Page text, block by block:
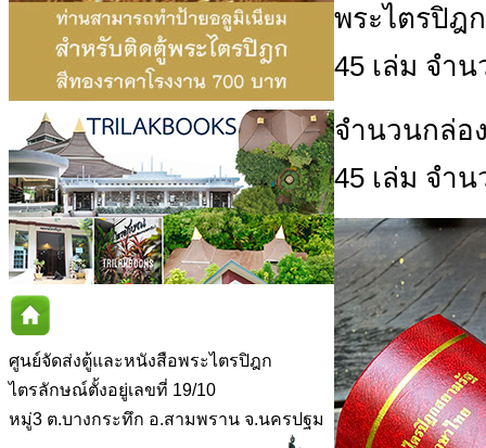
ศูนย์จัดส่งตู้และหนังสือพระไตรปิฎก
ไตรลักษณ์ตั้งอยู่เลขที่ 19/10
หมู่3 ต.บางกระทึก อ.สามพราน จ.นครปฐม
พระไตรปิฎ
45 เล่ม จำน
จำนวนกล่อ
45 เล่ม จำน